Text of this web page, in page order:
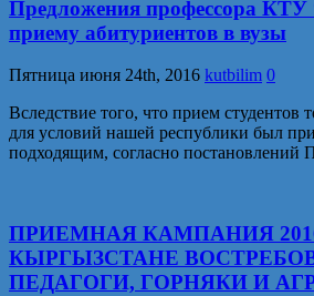
Предложения профессора КТУ
приему абитуриентов в вузы
Пятница июня 24th, 2016 kutbilim 0
Вследствие того, что прием студентов
для условий нашей республики был
подходящим, согласно постановлений
ПРИЕМНАЯ КАМПАНИЯ
КЫРГЫЗСТАНЕ
ПЕДАГОГИ, ГОРНЯКИ И